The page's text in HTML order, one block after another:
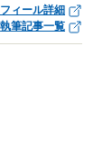
ィール詳細
執筆記事一覧